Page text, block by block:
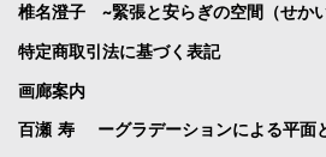
椎名澄子 ~緊張と安らぎの空間（せか
特定商取引法に基づく表記
画廊案内
百瀬 寿 ーグラデーションによる平面